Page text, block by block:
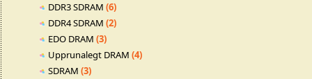
DDR3 SDRAM (6)
DDR4 SDRAM (2)
EDO DRAM (3)
Upprunalegt DRAM (4)
SDRAM (3)